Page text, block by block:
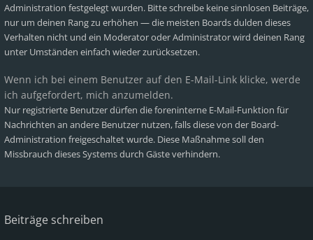
Administration festgelegt wurden. Bitte schreibe keine sinnlosen Beiträge,
nur um deinen Rang zu erhöhen — die meisten Boards dulden dieses
Verhalten nicht und ein Moderator oder Administrator wird deinen Rang
unter Umständen einfach wieder zurücksetzen.
Wenn ich bei einem Benutzer auf den E-Mail-Link klicke, werde
ich aufgefordert, mich anzumelden.
Nur registrierte Benutzer dürfen die foreninterne E-Mail-Funktion für
Nachrichten an andere Benutzer nutzen, falls diese von der Board-
Administration freigeschaltet wurde. Diese Maßnahme soll den
Missbrauch dieses Systems durch Gäste verhindern.
Beiträge schreiben